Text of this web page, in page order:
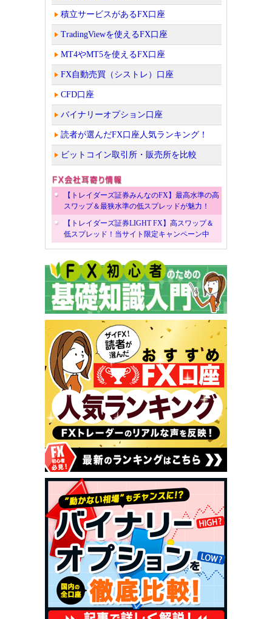
積立サービスがあるFX口座
TradingViewを使えるFX口座
MT4やMT5を使えるFX口座
FX自動売買（シストレ）口座
CFD口座
バイナリーオプション口座
読者が選んだFX口座人気ランキング！
ビットコイン取引所・販売所を比較
【トレイダーズ証券みんなのFX】最高水準の高
スワップ＆最狭水準の低スプレッドが魅力！
【トレイダーズ証券LIGHT FX】高スワップ＆
低スプレッド！当サイト限定キャンペーン中